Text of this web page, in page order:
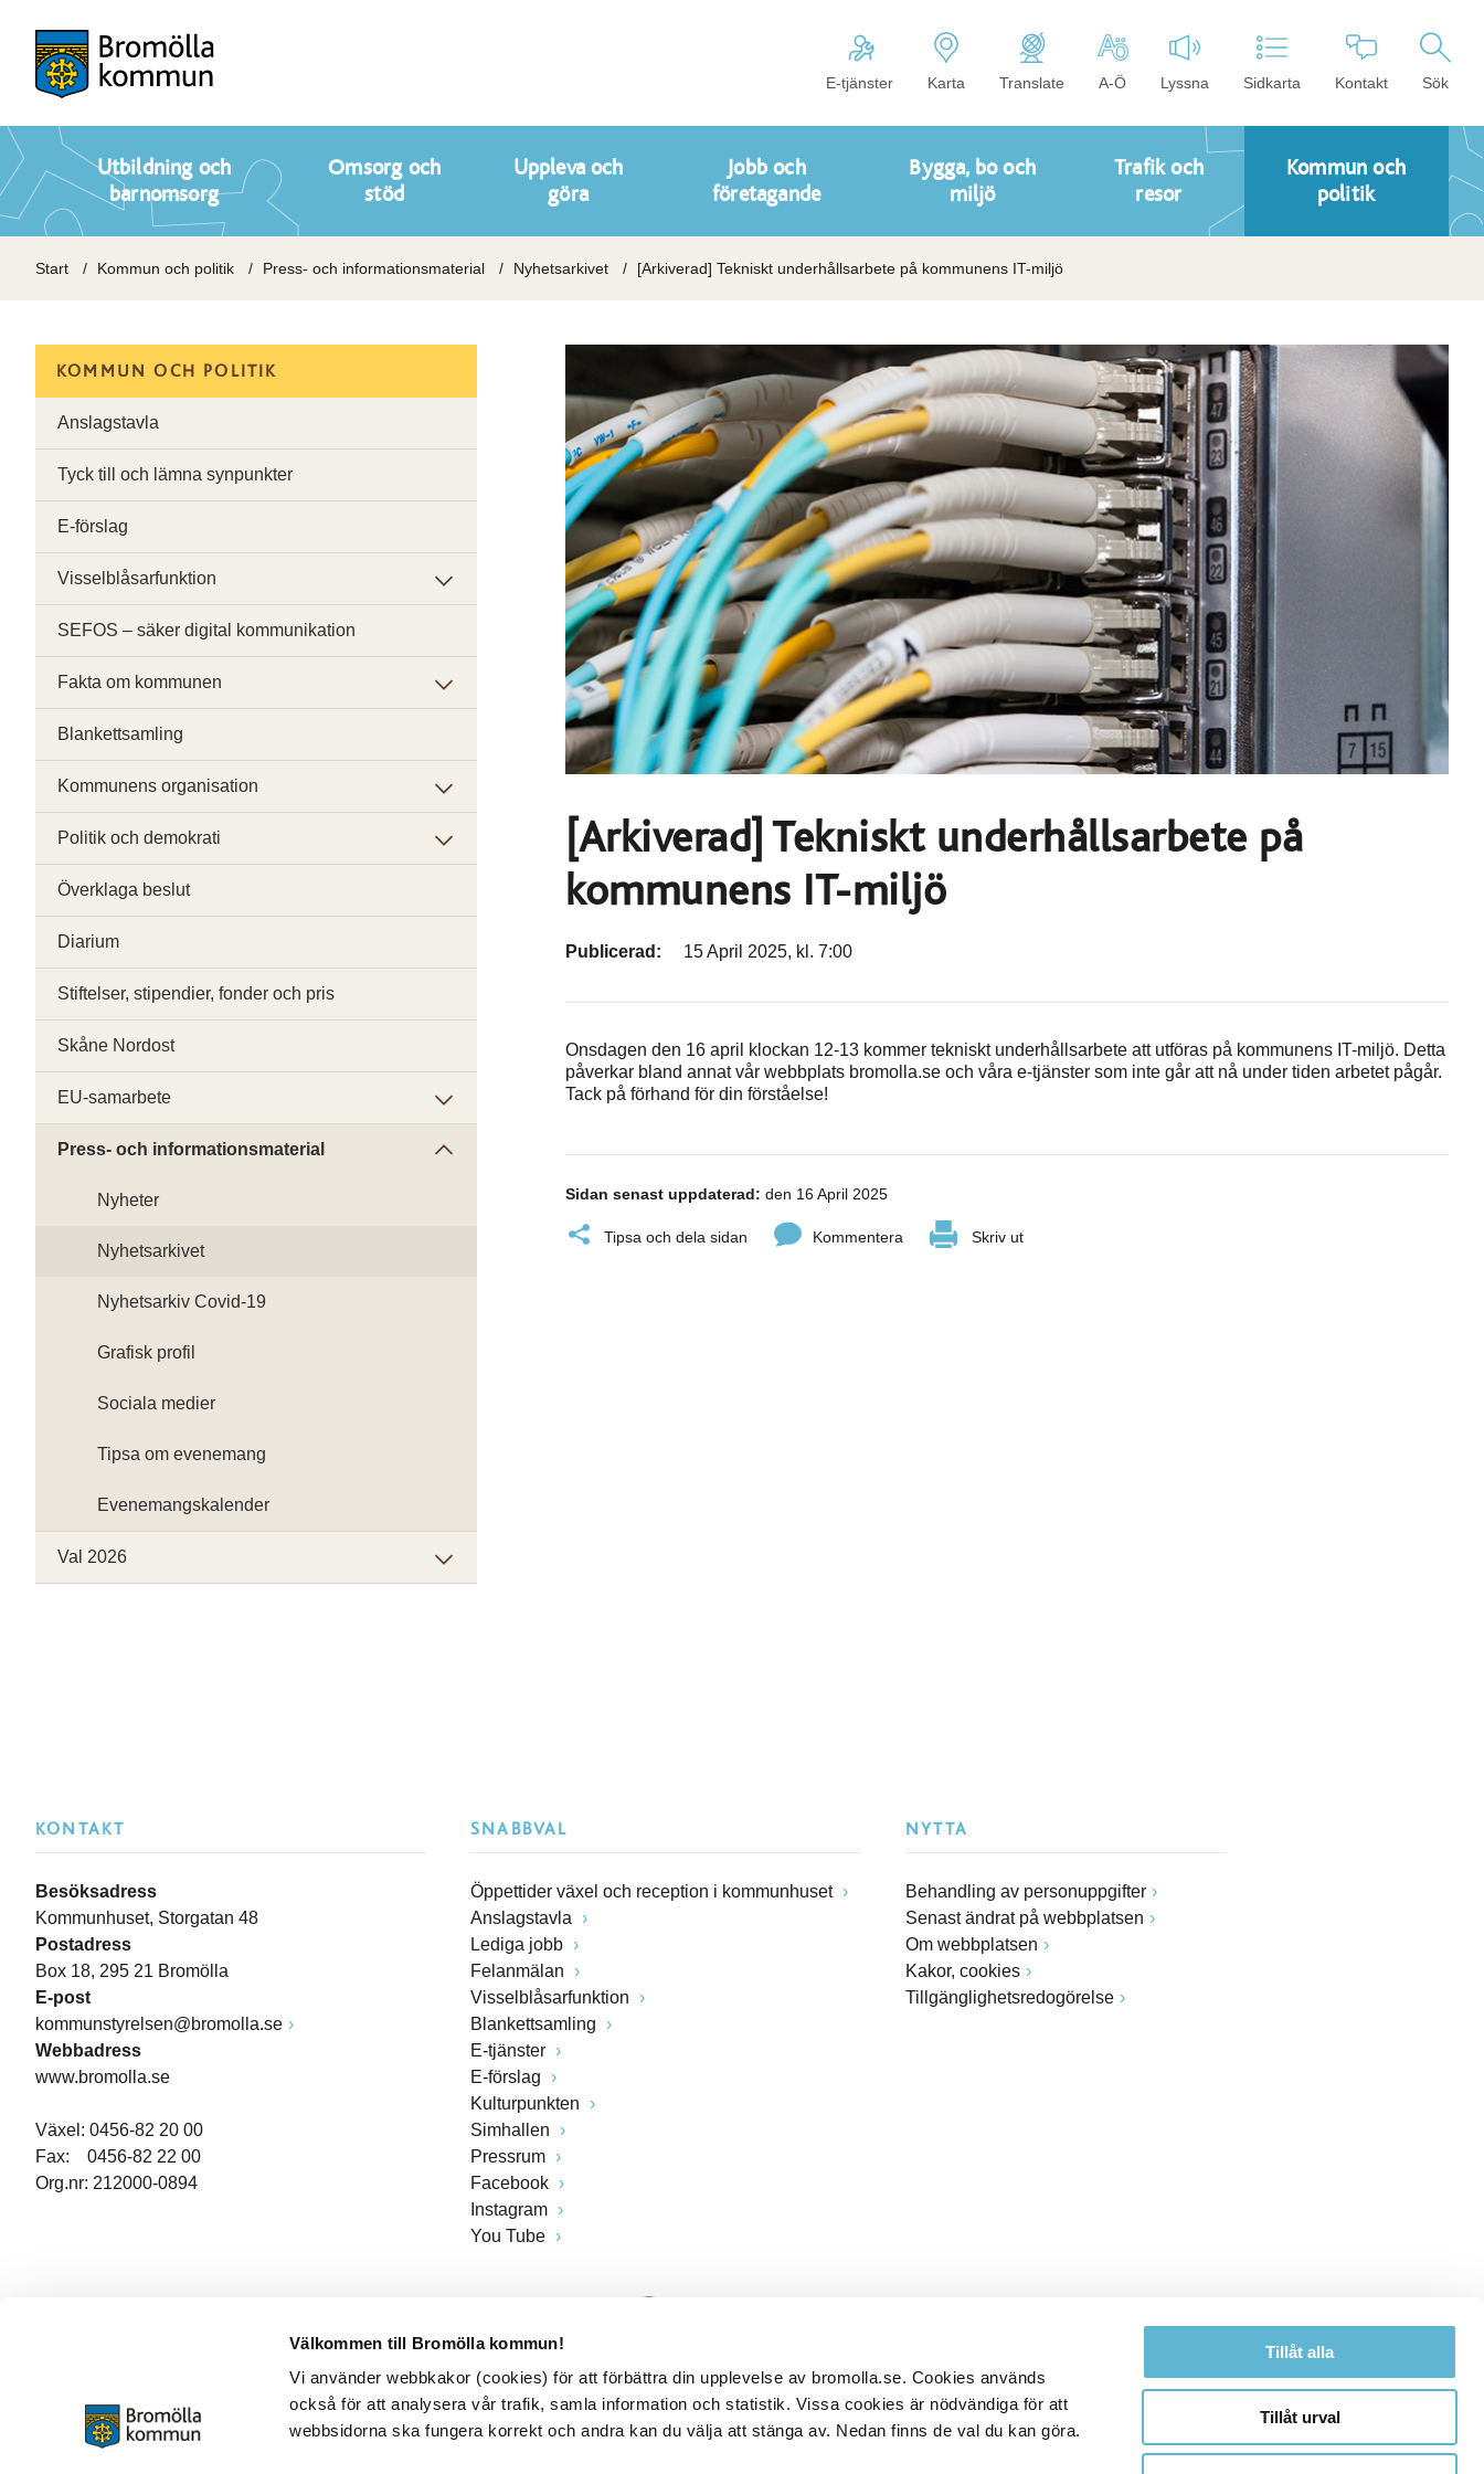
Välkommen till Bromölla kommun!
Vi använder webbkakor (cookies) för att förbättra din upplevelse av bromolla.se. Cookies används
också för att analysera vår trafik, samla information och statistik. Vissa cookies är nödvändiga för att
webbsidorna ska fungera korrekt och andra kan du välja att stänga av. Nedan finns de val du kan göra.
Tillåt alla
Tillåt urval
E-tjänster Karta Translate A-Ö Lyssna Sidkarta Kontakt Sök
Utbildning och
barnomsorg
Omsorg och
stöd
Uppleva och
göra
Jobb och
företagande
Bygga, bo och
miljö
Trafik och
resor
Kommun och
politik
Start Kommun och politik Press- och informationsmaterial Nyhetsarkivet [Arkiverad] Tekniskt underhållsarbete på kommunens IT-miljö
[Arkiverad] Tekniskt underhållsarbete på
kommunens IT-miljö
Publicerad: 15 April 2025, kl. 7:00
Onsdagen den 16 april klockan 12-13 kommer tekniskt underhållsarbete att utföras på kommunens IT-miljö. Detta
påverkar bland annat vår webbplats bromolla.se och våra e-tjänster som inte går att nå under tiden arbetet pågår.
Tack på förhand för din förståelse!
Sidan senast uppdaterad: den 16 April 2025
Tipsa och dela sidan Kommentera Skriv ut
KOMMUN OCH POLITIK
Anslagstavla
Tyck till och lämna synpunkter
E-förslag
Visselblåsarfunktion
SEFOS – säker digital kommunikation
Fakta om kommunen
Blankettsamling
Kommunens organisation
Politik och demokrati
Överklaga beslut
Diarium
Stiftelser, stipendier, fonder och pris
Skåne Nordost
EU-samarbete
Press- och informationsmaterial
Nyheter
Nyhetsarkivet
Nyhetsarkiv Covid-19
Grafisk profil
Sociala medier
Tipsa om evenemang
Evenemangskalender
Val 2026
KONTAKT
Besöksadress
Kommunhuset, Storgatan 48
Postadress
Box 18, 295 21 Bromölla
E-post
kommunstyrelsen@bromolla.se
Webbadress
www.bromolla.se
Växel: 0456-82 20 00
Fax: 0456-82 22 00
Org.nr: 212000-0894
SNABBVAL
Öppettider växel och reception i kommunhuset
Anslagstavla
Lediga jobb
Felanmälan
Visselblåsarfunktion
Blankettsamling
E-tjänster
E-förslag
Kulturpunkten
Simhallen
Pressrum
Facebook
Instagram
You Tube
NYTTA
Behandling av personuppgifter
Senast ändrat på webbplatsen
Om webbplatsen
Kakor, cookies
Tillgänglighetsredogörelse